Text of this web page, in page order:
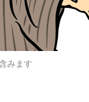
みます